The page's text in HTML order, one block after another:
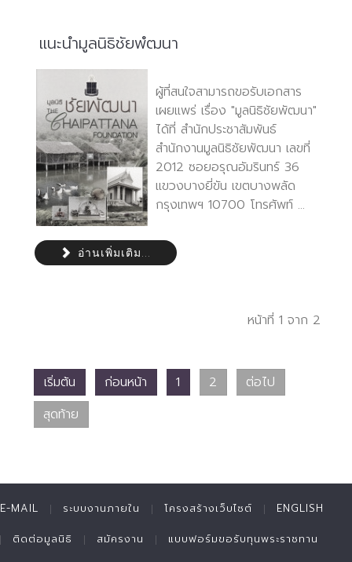
แนะนำมูลนิธิชัยพํฒนา
ผู้ที่สนใจสามารถขอรับเอกสาร
เผยแพร่ เรื่อง "มูลนิธิชัยพัฒนา"
ได้ที่ สำนักประชาสัมพันธ์
สำนักงานมูลนิธิชัยพัฒนา เลขที่
2012 ซอยอรุณอัมรินทร์ 36
แขวงบางยี่ขัน เขตบางพลัด
กรุงเทพฯ 10700 โทรศัพท์ ...
อ่านเพิ่มเติม...
หน้าที่ 1 จาก 2
เริ่มต้น ก่อนหน้า 1 2
ต่อไป
สุดท้าย
E-MAIL ระบบงานภายใน โครงสร้างเว็บไซต์ ENGLISH
ติดต่อมูลนิธิ สมัครงาน แบบฟอร์มขอรับทุนพระราชทาน